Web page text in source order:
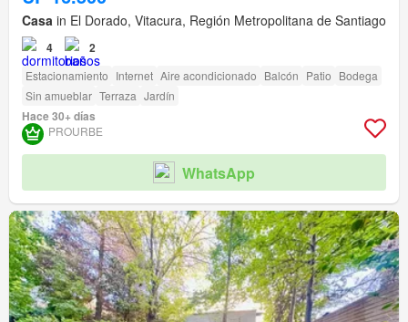
Casa in El Dorado, Vitacura, Región Metropolitana de Santiago
4 2
Estacionamiento Internet Aire acondicionado Balcón Patio Bodega
Sin amueblar Terraza Jardín
Hace 30+ días
PROURBE
WhatsApp